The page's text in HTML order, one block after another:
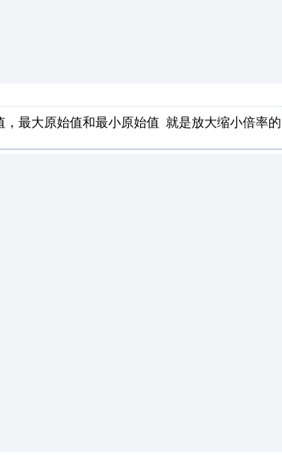
最大原始值和最小原始值 就是放大缩小倍率